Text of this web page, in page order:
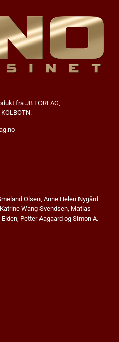
fra JB FORLAG,
Olsen, Anne Helen Nygård
Wang Svendsen, Matias
Petter Aagaard og Simon A.